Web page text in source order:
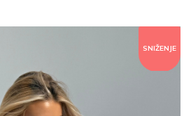
SNIŽENJE